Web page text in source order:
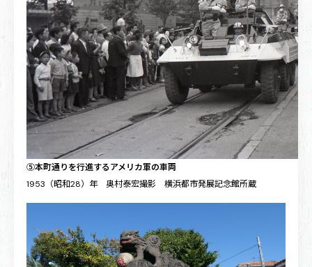
⑤本町通りを行進するアメリカ軍の車両
1953（昭和28）年 奥村泰宏撮影 横浜都市発展記念館所蔵